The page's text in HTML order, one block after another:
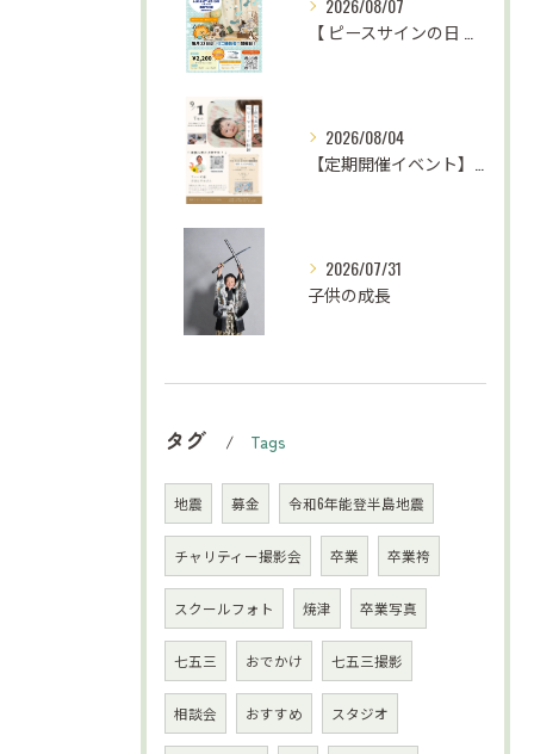
2026/08/07
2026/08/04
2026/07/31
子供の成長
タグ Tags
地震 募金 令和6年能登半島地震
チャリティー撮影会 卒業 卒業袴
スクールフォト 焼津 卒業写真
七五三 おでかけ 七五三撮影
相談会 おすすめ スタジオ